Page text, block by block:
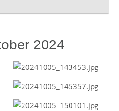
2024